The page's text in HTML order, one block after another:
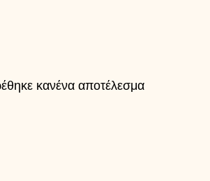
κανένα αποτέλεσμα